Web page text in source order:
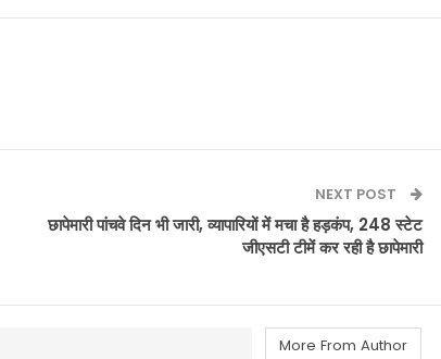
NEXT POST
छापेमारी पांचवे दिन भी जारी, व्यापारियों में मचा है हड़कंप, 248 स्टेट
जीएसटी टीमें कर रही है छापेमारी
More From Author